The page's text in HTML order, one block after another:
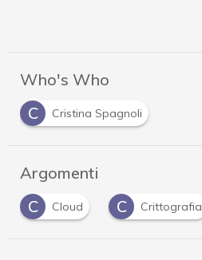
Who's Who
C
Cristina Spagnoli
Argomenti
C
Cloud C Crittografia